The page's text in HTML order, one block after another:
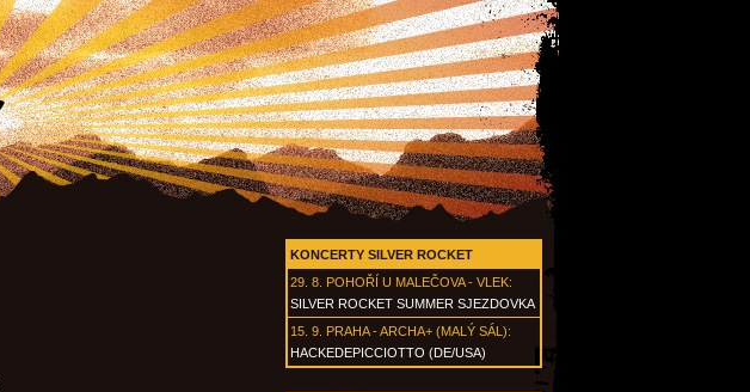
KONCERTY SILVER ROCKET
29. 8. POHOŘÍ U MALEČOVA - VLEK:
SILVER ROCKET SUMMER SJEZDOVKA
15. 9. PRAHA - ARCHA+ (MALÝ SÁL):
HACKEDEPICCIOTTO (DE/USA)